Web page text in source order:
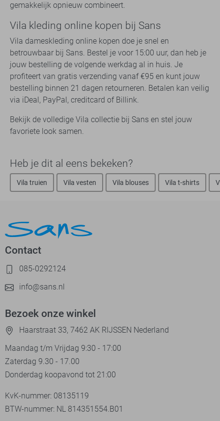
gemakkelijk opnieuw combineert.
Vila kleding online kopen bij Sans
Vila dameskleding online kopen doe je snel en
betrouwbaar bij Sans. Bestel je voor 15:00 uur, dan heb je
jouw bestelling de volgende werkdag al in huis. Je
profiteert van gratis verzending vanaf €95 en kunt jouw
bestelling binnen 21 dagen retourneren. Betalen kan veilig
via iDeal, PayPal, creditcard of Billink.
Bekijk de volledige Vila collectie bij Sans en stel jouw
favoriete look samen.
Heb je dit al eens bekeken?
Vila truien Vila vesten Vila blouses Vila t-shirts
Contact
085-0292124
info@sans.nl
Bezoek onze winkel
Haarstraat 33, 7462 AK RIJSSEN Nederland
Maandag t/m Vrijdag 9:30 - 17:00
Zaterdag 9.30 - 17.00
Donderdag koopavond tot 21:00
KvK-nummer: 08135119
BTW-nummer: NL 814351554.B01